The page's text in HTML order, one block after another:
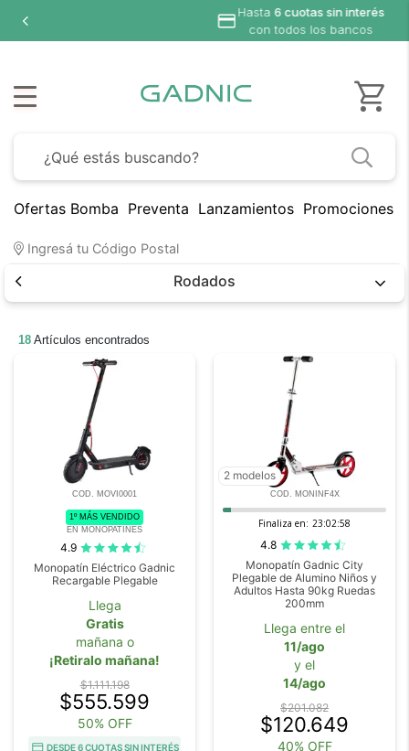
Ofertas Bomba Preventa Lanzamientos Promociones
Ingresá tu Código Postal
Rodados
18 Artículos encontrados
COD. MOVI0001
1º MÁS VENDIDO
EN MONOPATINES
4.9
Monopatín Eléctrico Gadnic
Recargable Plegable
Llega
Gratis
mañana o
¡Retiralo mañana!
$1.111.198
$555.599
50% OFF
DESDE 6 CUOTAS SIN INTERÉS
2 modelos
COD. MONINF4X
Finaliza en: 23:02:57
4.8
Monopatín Gadnic City
Plegable de Alumino Niños y
Adultos Hasta 90kg Ruedas
200mm
Llega entre el
11/ago
y el
14/ago
$201.082
$120.649
40% OFF